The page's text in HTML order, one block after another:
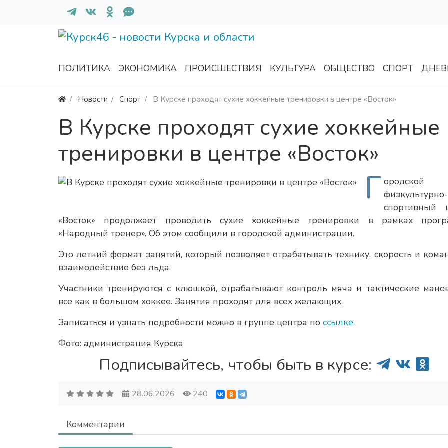
ПОЛИТИКА ЭКОНОМИКА ПРОИСШЕСТВИЯ КУЛЬТУРА ОБЩЕСТВО СПОРТ
Новости Спорт В Курске проходят сухие хоккейные тренировки в центре «Восток»
В Курске проходят сухие хоккейные
тренировки в центре «Восток»
Г ородской
физкультурно-
спортивный
«Восток» продолжает проводить сухие хоккейные тренировки в рамках
«Народный тренер». Об этом сообщили в городской администрации.
Это летний формат занятий, который позволяет отрабатывать технику, скорость и
взаимодействие без льда.
Участники тренируются с клюшкой, отрабатывают контроль мяча и тактические
все как в большом хоккее. Занятия проходят для всех желающих.
Записаться и узнать подробности можно в группе центра по ссылке.
Фото: администрация Курска
Подписывайтесь, чтобы быть в курсе:
28.06.2026 240
Комментарии